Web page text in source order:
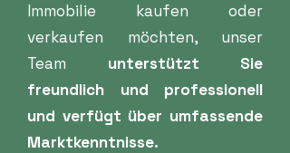
Immobilie kaufen oder
verkaufen möchten, unser
Team unterstützt Sie
freundlich und professionell
und verfügt über umfassende
Marktkenntnisse.